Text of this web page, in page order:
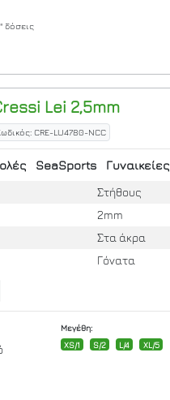
δόσεις
Lei 2,5mm
CRE-LU4780-NCC
SeaSports Γυναικείες
Στήθους
2mm
Στα άκρα
Γόνατα
Μεγέθη:
XS/1
S/2 L/4 XL/5